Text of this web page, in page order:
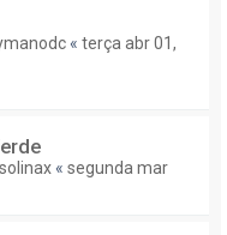
« terça abr 01,
« segunda mar